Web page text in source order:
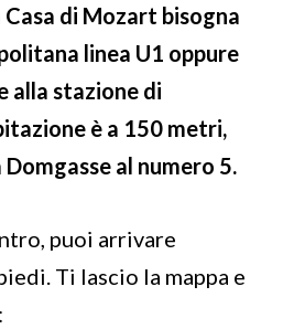
di Mozart bisogna
linea U1 oppure
alla stazione di
è a 150 metri,
al numero 5.
puoi arrivare
Ti lascio la mappa e